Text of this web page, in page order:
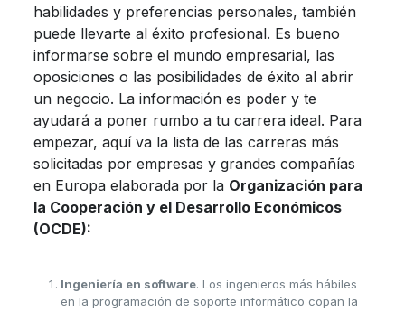
habilidades y preferencias personales, también
puede llevarte al éxito profesional. Es bueno
informarse sobre el mundo empresarial, las
oposiciones o las posibilidades de éxito al abrir
un negocio. La información es poder y te
ayudará a poner rumbo a tu carrera ideal. Para
empezar, aquí va la lista de las carreras más
solicitadas por empresas y grandes compañías
en Europa elaborada por la Organización para
la Cooperación y el Desarrollo Económicos​
(OCDE):
Ingeniería en software. Los ingenieros más hábiles
en la programación de soporte informático copan la